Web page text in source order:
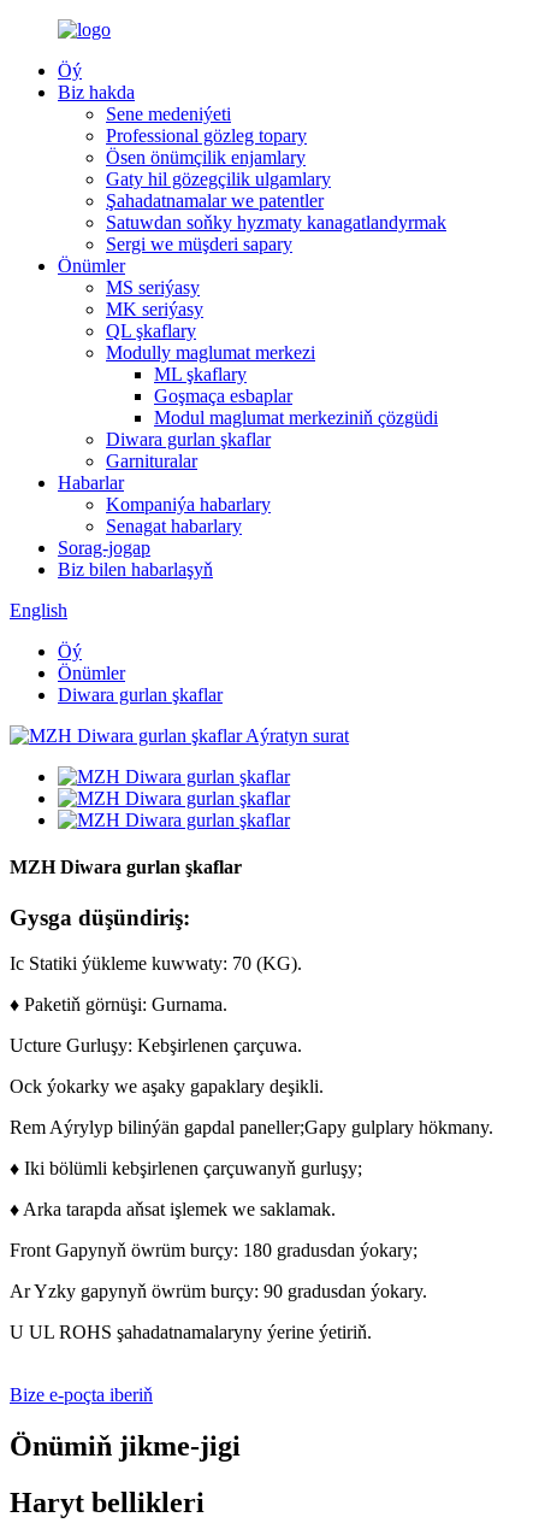
Öý
Biz hakda
Sene medeniýeti
Professional gözleg topary
Ösen önümçilik enjamlary
Gaty hil gözegçilik ulgamlary
Şahadatnamalar we patentler
Satuwdan soňky hyzmaty kanagatlandyrmak
Sergi we müşderi sapary
Önümler
MS seriýasy
MK seriýasy
QL şkaflary
Modully maglumat merkezi
ML şkaflary
Goşmaça esbaplar
Modul maglumat merkeziniň çözgüdi
Diwara gurlan şkaflar
Garnituralar
Habarlar
Kompaniýa habarlary
Senagat habarlary
Sorag-jogap
Biz bilen habarlaşyň
English
Öý
Önümler
Diwara gurlan şkaflar
MZH Diwara gurlan şkaflar
Gysga düşündiriş:
Ic Statiki ýükleme kuwwaty: 70 (KG).
♦ Paketiň görnüşi: Gurnama.
Ucture Gurluşy: Kebşirlenen çarçuwa.
Ock ýokarky we aşaky gapaklary deşikli.
Rem Aýrylyp bilinýän gapdal paneller;Gapy gulplary hökmany.
♦ Iki bölümli kebşirlenen çarçuwanyň gurluşy;
♦ Arka tarapda aňsat işlemek we saklamak.
Front Gapynyň öwrüm burçy: 180 gradusdan ýokary;
Ar Yzky gapynyň öwrüm burçy: 90 gradusdan ýokary.
U UL ROHS şahadatnamalaryny ýerine ýetiriň.
Bize e-poçta iberiň
Önümiň jikme-jigi
Haryt bellikleri